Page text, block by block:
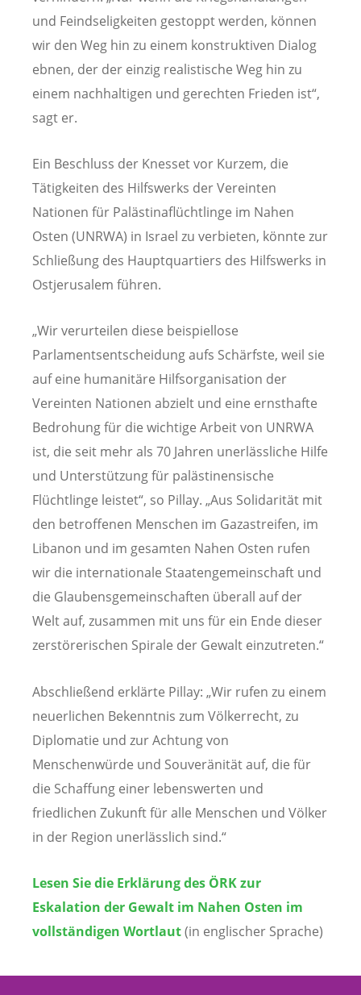
und Feindseligkeiten gestoppt werden, können
wir den Weg hin zu einem konstruktiven Dialog
ebnen, der der einzig realistische Weg hin zu
einem nachhaltigen und gerechten Frieden ist“,
sagt er.
Ein Beschluss der Knesset vor Kurzem, die
Tätigkeiten des Hilfswerks der Vereinten
Nationen für Palästinaflüchtlinge im Nahen
Osten (UNRWA) in Israel zu verbieten, könnte zur
Schließung des Hauptquartiers des Hilfswerks in
Ostjerusalem führen.
„Wir verurteilen diese beispiellose
Parlamentsentscheidung aufs Schärfste, weil sie
auf eine humanitäre Hilfsorganisation der
Vereinten Nationen abzielt und eine ernsthafte
Bedrohung für die wichtige Arbeit von UNRWA
ist, die seit mehr als 70 Jahren unerlässliche Hilfe
und Unterstützung für palästinensische
Flüchtlinge leistet“, so Pillay. „Aus Solidarität mit
den betroffenen Menschen im Gazastreifen, im
Libanon und im gesamten Nahen Osten rufen
wir die internationale Staatengemeinschaft und
die Glaubensgemeinschaften überall auf der
Welt auf, zusammen mit uns für ein Ende dieser
zerstörerischen Spirale der Gewalt einzutreten.“
Abschließend erklärte Pillay: „Wir rufen zu einem
neuerlichen Bekenntnis zum Völkerrecht, zu
Diplomatie und zur Achtung von
Menschenwürde und Souveränität auf, die für
die Schaffung einer lebenswerten und
friedlichen Zukunft für alle Menschen und Völker
in der Region unerlässlich sind.“
Lesen Sie die Erklärung des ÖRK zur
Eskalation der Gewalt im Nahen Osten im
vollständigen Wortlaut(in englischer Sprache)